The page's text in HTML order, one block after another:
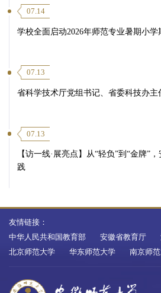
07.14
学校全面启动2026年师范专业暑期小学
07.13
省科学技术厅党组书记、省委科技办
07.13
【访一线·展亮点】从“轻负”到“金牌”
践
友情链接：
中华人民共和国教育部
安徽省教育厅
北京师范大学
华东师范大学 南京师